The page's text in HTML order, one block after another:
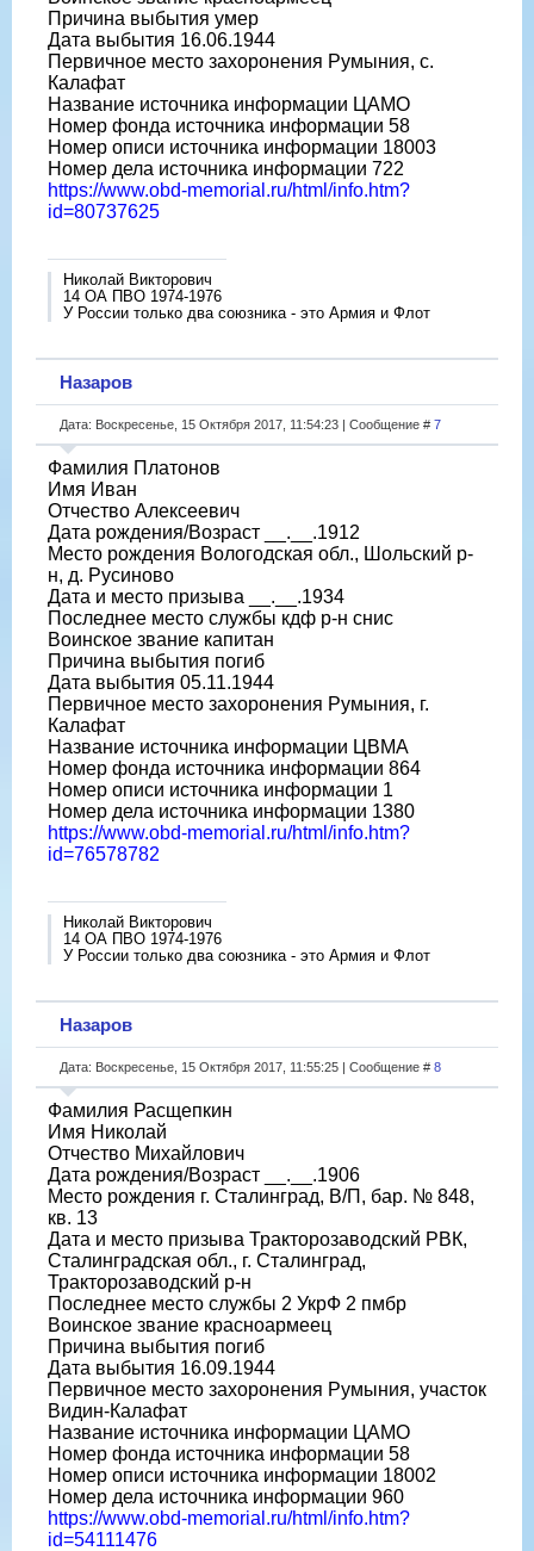
Причина выбытия умер
Дата выбытия 16.06.1944
Первичное место захоронения Румыния, с.
Калафат
Название источника информации ЦАМО
Номер фонда источника информации 58
Номер описи источника информации 18003
Номер дела источника информации 722
https://www.obd-memorial.ru/html/info.htm?
id=80737625
Николай Викторович
14 ОА ПВО 1974-1976
У России только два союзника - это Армия и Флот
Назаров
Дата: Воскресенье, 15 Октября 2017, 11:54:23 | Сообщение # 7
Фамилия Платонов
Имя Иван
Отчество Алексеевич
Дата рождения/Возраст __.__.1912
Место рождения Вологодская обл., Шольский р-
н, д. Русиново
Дата и место призыва __.__.1934
Последнее место службы кдф р-н снис
Воинское звание капитан
Причина выбытия погиб
Дата выбытия 05.11.1944
Первичное место захоронения Румыния, г.
Калафат
Название источника информации ЦВМА
Номер фонда источника информации 864
Номер описи источника информации 1
Номер дела источника информации 1380
https://www.obd-memorial.ru/html/info.htm?
id=76578782
Николай Викторович
14 ОА ПВО 1974-1976
У России только два союзника - это Армия и Флот
Назаров
Дата: Воскресенье, 15 Октября 2017, 11:55:25 | Сообщение # 8
Фамилия Расщепкин
Имя Николай
Отчество Михайлович
Дата рождения/Возраст __.__.1906
Место рождения г. Сталинград, В/П, бар. № 848,
кв. 13
Дата и место призыва Тракторозаводский РВК,
Сталинградская обл., г. Сталинград,
Тракторозаводский р-н
Последнее место службы 2 УкрФ 2 пмбр
Воинское звание красноармеец
Причина выбытия погиб
Дата выбытия 16.09.1944
Первичное место захоронения Румыния, участок
Видин-Калафат
Название источника информации ЦАМО
Номер фонда источника информации 58
Номер описи источника информации 18002
Номер дела источника информации 960
https://www.obd-memorial.ru/html/info.htm?
id=54111476